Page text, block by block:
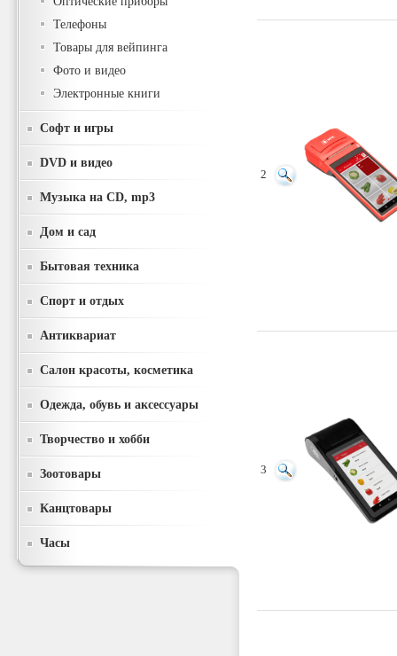
Телефоны
Товары для вейпинга
Фото и видео
Электронные книги
Софт и игры
DVD и видео
Музыка на CD, mp3
Дом и сад
Бытовая техника
Спорт и отдых
Антиквариат
Салон красоты, косметика
Одежда, обувь и аксессуары
Творчество и хобби
Зоотовары
Канцтовары
Часы
2
3